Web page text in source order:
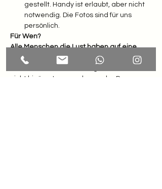
gestellt. Handy ist erlaubt, aber nicht
notwendig. Die Fotos sind für uns
persönlich.
Für Wen?
Alle Menschen die Lust haben auf eine
bunte Reise zu sich selbst und anderen.
nicht binäre, trans und agender Personen.